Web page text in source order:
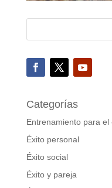
Categorías
Entrenamiento para el
Éxito personal
Éxito social
Éxito y pareja